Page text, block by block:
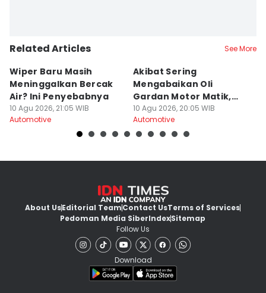
Related Articles See More
Wiper Baru Masih
Meninggalkan Bercak
Air? Ini Penyebabnya
10 Agu 2026, 21:05 WIB
Automotive
Akibat Sering
Mengabaikan Oli
Gardan Motor Matik,
Bisa Fatal!
10 Agu 2026, 20:05 WIB
Automotive
About UsEditorial TeamContact UsTerms of Services
Pedoman Media SiberIndexSitemap
Follow Us
Download